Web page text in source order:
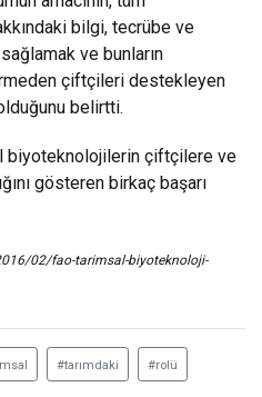
bilgi, tecrübe ve
ve bunların
çiftçileri destekleyen
belirtti.
biyoteknolojilerin çiftçilere ve
gösteren birkaç başarı
02/fao-tarimsal-biyoteknoloji-
#tarımdaki #rolü